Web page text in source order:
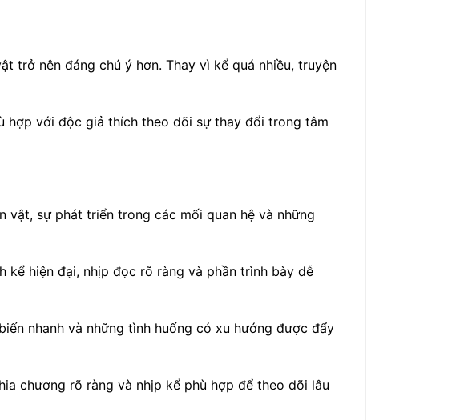
trở nên đáng chú ý hơn. Thay vì kể quá nhiều, truyện
hợp với độc giả thích theo dõi sự thay đổi trong tâm
vật, sự phát triển trong các mối quan hệ và những
kể hiện đại, nhịp đọc rõ ràng và phần trình bày dễ
nhanh và những tình huống có xu hướng được đẩy
chương rõ ràng và nhịp kể phù hợp để theo dõi lâu